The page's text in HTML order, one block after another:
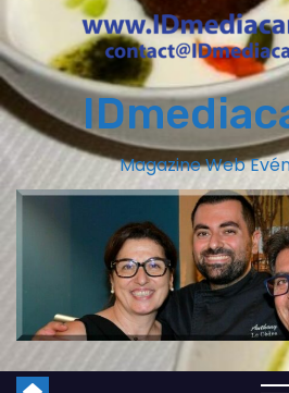
Magazine Web